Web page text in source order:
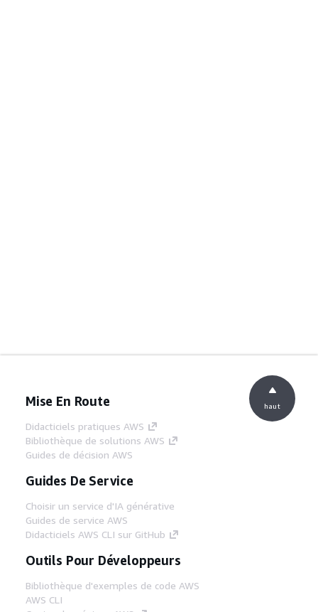
Mise En Route
Didacticiels pratiques AWS
Bibliothèque de solutions AWS
Guides de décision AWS
Guides De Service
Choisir un service d'IA générative
Guides de service AWS
Didacticiels AWS CLI sur GitHub
Outils Pour Développeurs
Bibliothèque d'exemples de code AWS
AWS CLI
haut